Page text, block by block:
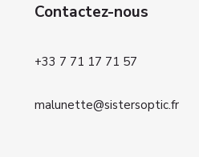
Contactez-nous
+33 7 71 17 71 57
malunette@sistersoptic.fr